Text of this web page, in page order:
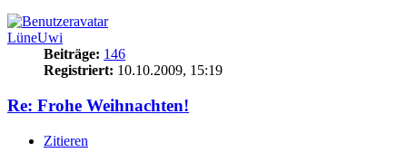
LüneUwi
Beiträge: 146
Registriert: 10.10.2009, 15:19
Re: Frohe Weihnachten!
Zitieren